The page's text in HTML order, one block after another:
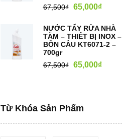
67,500₫ 65,000₫
NƯỚC TẨY RỬA NHÀ
TẮM – THIẾT BỊ INOX –
BỒN CẦU KT6071-2 –
700gr
67,500₫ 65,000₫
Từ Khóa Sản Phẩm